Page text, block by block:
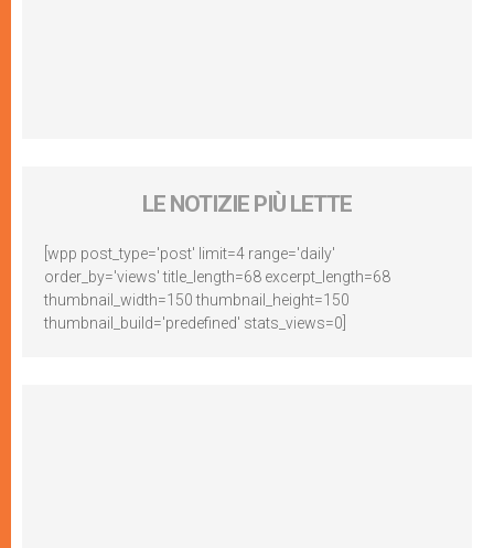
LE NOTIZIE PIÙ LETTE
[wpp post_type='post' limit=4 range='daily'
order_by='views' title_length=68 excerpt_length=68
thumbnail_width=150 thumbnail_height=150
thumbnail_build='predefined' stats_views=0]